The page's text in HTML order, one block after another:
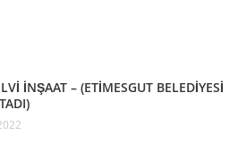
İNŞAAT – (ETİMESGUT BELEDİYESİ